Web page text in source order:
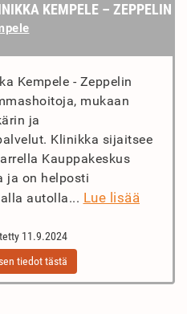
KEMPELE – ZEPPELIN
Kempele - Zeppelin
mukaan
ja
Klinikka sijaitsee
Kauppakeskus
ja on helposti
autolla... Lue lisää
11.9.2024
tiedot tästä